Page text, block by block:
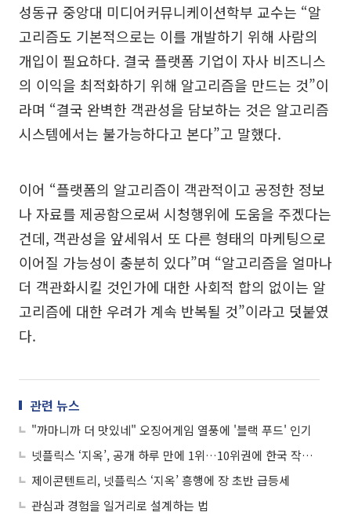
성동규 중앙대 미디어커뮤니케이션학부 교수는 “알
고리즘도 기본적으로는 이를 개발하기 위해 사람의
개입이 필요하다. 결국 플랫폼 기업이 자사 비즈니스
의 이익을 최적화하기 위해 알고리즘을 만드는 것”이
라며 “결국 완벽한 객관성을 담보하는 것은 알고리즘
시스템에서는 불가능하다고 본다”고 말했다.
이어 “플랫폼의 알고리즘이 객관적이고 공정한 정보
나 자료를 제공함으로써 시청행위에 도움을 주겠다는
건데, 객관성을 앞세워서 또 다른 형태의 마케팅으로
이어질 가능성이 충분히 있다”며 “알고리즘을 얼마나
더 객관화시킬 것인가에 대한 사회적 합의 없이는 알
고리즘에 대한 우려가 계속 반복될 것”이라고 덧붙였
다.
관련 뉴스
"까마니까 더 맛있네" 오징어게임 열풍에 '블랙 푸드' 인기
넷플릭스 ‘지옥’, 공개 하루 만에 1위…10위권에 한국 작품 3개
제이콘텐트리, 넷플릭스 ‘지옥’ 흥행에 장 초반 급등세
관심과 경험을 일거리로 설계하는 법